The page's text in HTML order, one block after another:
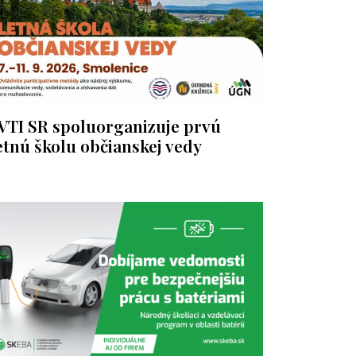
SR spoluorganizuje prvú
školu občianskej vedy